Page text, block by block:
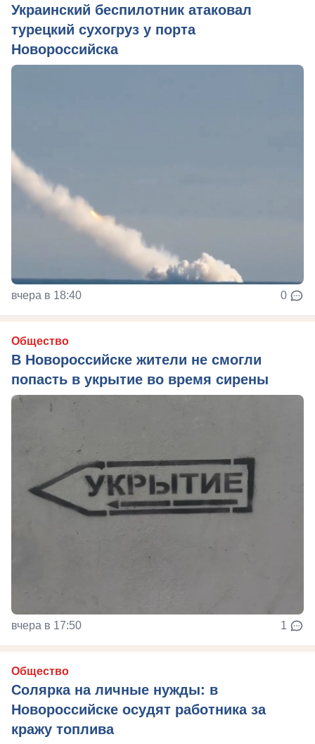
Украинский беспилотник атаковал
турецкий сухогруз у порта
Новороссийска
вчера в 18:40 0
Общество
В Новороссийске жители не смогли
попасть в укрытие во время сирены
вчера в 17:50 1
Общество
Солярка на личные нужды: в
Новороссийске осудят работника за
кражу топлива